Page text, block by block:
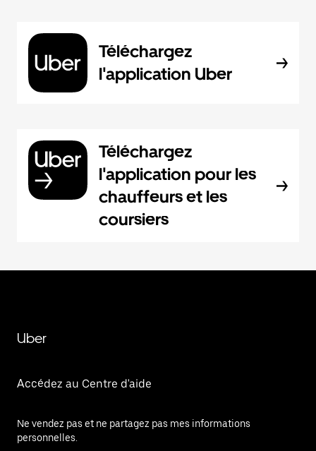
Téléchargez
l'application Uber
Téléchargez
l'application pour les
chauffeurs et les
coursiers
Uber
Accédez au Centre d'aide
Ne vendez pas et ne partagez pas mes informations
personnelles.